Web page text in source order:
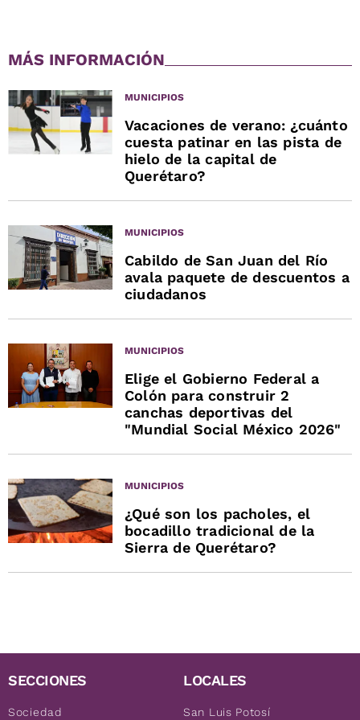
MÁS INFORMACIÓN
MUNICIPIOS
Vacaciones de verano: ¿cuánto
cuesta patinar en las pista de
hielo de la capital de
Querétaro?
MUNICIPIOS
Cabildo de San Juan del Río
avala paquete de descuentos a
ciudadanos
MUNICIPIOS
Elige el Gobierno Federal a
Colón para construir 2
canchas deportivas del
"Mundial Social México 2026"
MUNICIPIOS
¿Qué son los pacholes, el
bocadillo tradicional de la
Sierra de Querétaro?
SECCIONES
Sociedad
LOCALES
San Luis Potosí